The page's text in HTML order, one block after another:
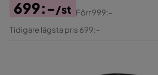
Pris
699:-/st
Original
Förr999:-
Tidigare lägsta pris 699:-